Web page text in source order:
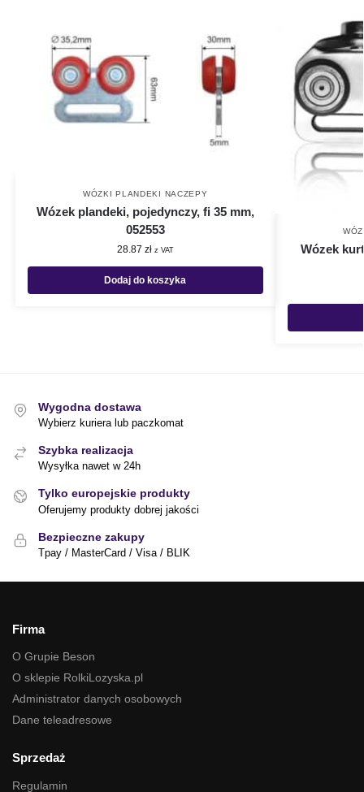
WÓZKI PLANDEKI NACZEPY
Wózek plandeki, pojedynczy, fi 35 mm,
052553
28.87 zł z VAT
Dodaj do koszyka
Wózek
Wygodna dostawa
Wybierz kuriera lub paczkomat
Szybka realizacja
Wysyłka nawet w 24h
Tylko europejskie produkty
Oferujemy produkty dobrej jakości
Bezpieczne zakupy
Tpay / MasterCard / Visa / BLIK
Firma
O Grupie Beson
O sklepie RolkiLozyska.pl
Administrator danych osobowych
Dane teleadresowe
Sprzedaż
Regulamin